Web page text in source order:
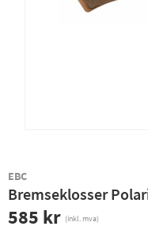
EBC
Bremseklosser
585 kr (inkl. mva)